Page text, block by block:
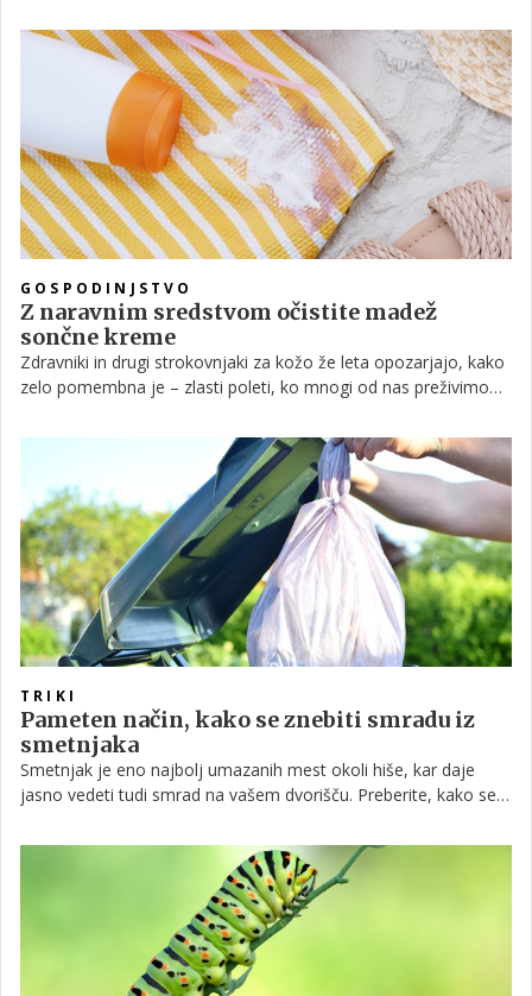
temu ni tako. Preberite, kaj potrebujete, da bo vaša vzmetnica
spet bela.
GOSPODINJSTVO
Z naravnim sredstvom očistite madež
sončne kreme
Zdravniki in drugi strokovnjaki za kožo že leta opozarjajo, kako
zelo pomembna je – zlasti poleti, ko mnogi od nas preživimo
sončenje ščiti kožo pred opeklinami, vendar pa lahko, če pride v
stik z oblačili, povzroči trdovratne madeže.
TRIKI
Pameten način, kako se znebiti smradu iz
smetnjaka
Smetnjak je eno najbolj umazanih mest okoli hiše, kar daje
jasno vedeti tudi smrad na vašem dvorišču. Preberite, kako se
povzročajo slabost vsakič, ko se mu približate.